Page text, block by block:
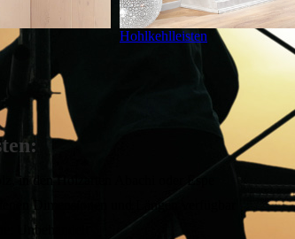
Hohlkehlleisten
Dimensionen und Längen verfügbar
Unbehandelt